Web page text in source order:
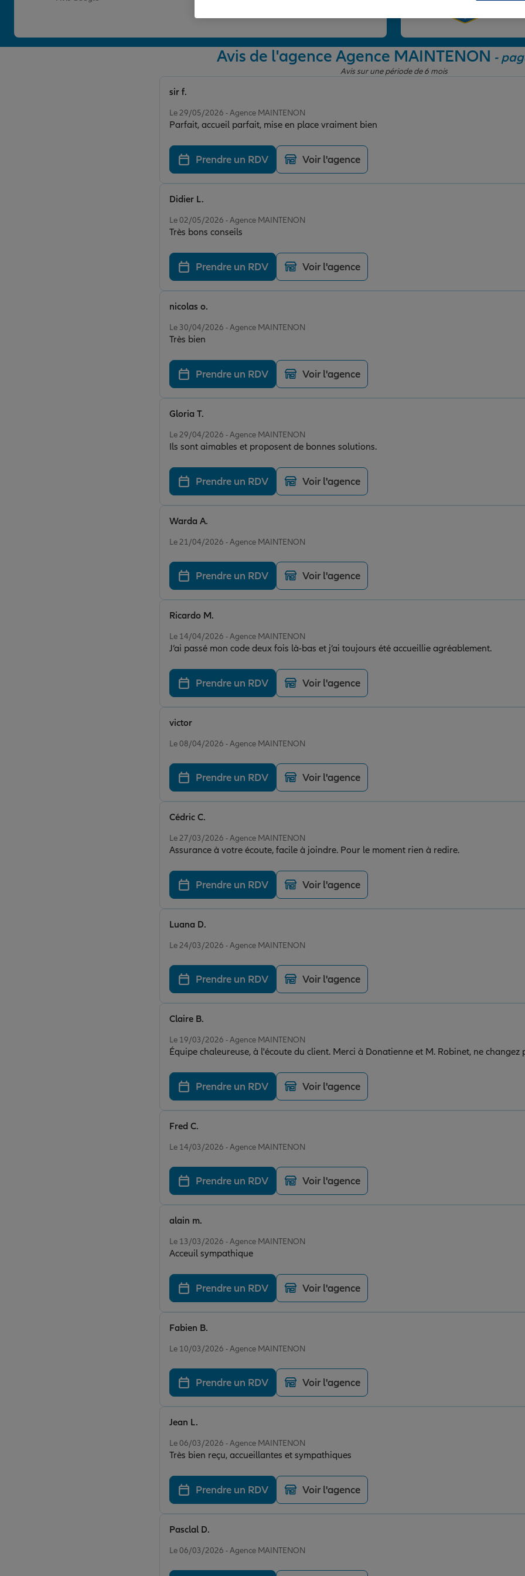
Avis de l'agence Agence MAINTENON -
Avis sur une période de 6 mois
Le 29/05/2026 - Agence MAINTENON
Parfait, accueil parfait, mise en place vraiment bien
sir f.
Prendre un RDV Voir l'agence
Le 02/05/2026 - Agence MAINTENON
Très bons conseils
Didier L.
Prendre un RDV Voir l'agence
Le 30/04/2026 - Agence MAINTENON
Très bien
nicolas o.
Prendre un RDV Voir l'agence
Le 29/04/2026 - Agence MAINTENON
Ils sont aimables et proposent de bonnes solutions.
Gloria T.
Prendre un RDV Voir l'agence
Le 21/04/2026 - Agence MAINTENON
Warda A.
Prendre un RDV Voir l'agence
Le 14/04/2026 - Agence MAINTENON
J’ai passé mon code deux fois là-bas et j’ai toujours été accueillie agréablement.
Ricardo M.
Prendre un RDV Voir l'agence
Le 08/04/2026 - Agence MAINTENON
victor
Prendre un RDV Voir l'agence
Le 27/03/2026 - Agence MAINTENON
Assurance à votre écoute, facile à joindre. Pour le moment rien à redire.
Cédric C.
Prendre un RDV Voir l'agence
Le 24/03/2026 - Agence MAINTENON
Luana D.
Prendre un RDV Voir l'agence
Le 19/03/2026 - Agence MAINTENON
Équipe chaleureuse, à l'écoute du client. Merci à Donatienne et M. Robinet, ne changez
Claire B.
Prendre un RDV Voir l'agence
Le 14/03/2026 - Agence MAINTENON
Fred C.
Prendre un RDV Voir l'agence
Le 13/03/2026 - Agence MAINTENON
Acceuil sympathique
alain m.
Prendre un RDV Voir l'agence
Le 10/03/2026 - Agence MAINTENON
Fabien B.
Prendre un RDV Voir l'agence
Le 06/03/2026 - Agence MAINTENON
Très bien reçu, accueillantes et sympathiques
Jean L.
Prendre un RDV Voir l'agence
Le 06/03/2026 - Agence MAINTENON
Pasclal D.